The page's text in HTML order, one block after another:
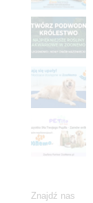
Znajdź nas